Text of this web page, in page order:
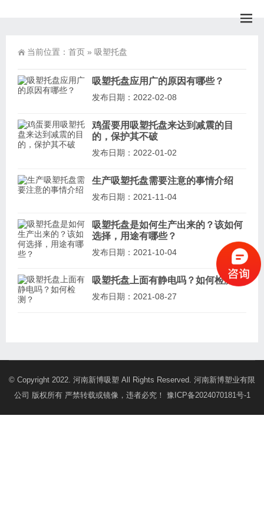
当前位置： 首页 » 吸塑托盘
吸塑托盘应用广的原因有哪些？
发布日期：2022-02-08
鸡蛋要用吸塑托盘来达到减震的目
的，保护其不破
发布日期：2022-01-02
生产吸塑托盘需要注意的事情介绍
发布日期：2021-11-04
吸塑托盘是如何生产出来的？该如何
选择，用途有哪些？
发布日期：2021-10-04
吸塑托盘上面有静电吗？如何检测？
发布日期：2021-08-27
© Copyright 2022. 河南新博吸塑 All Rights Reserved. 河南新博塑业有限
公司 版权所有 严禁转载或镜像，违者必究！ 豫ICP备2024070181号-1